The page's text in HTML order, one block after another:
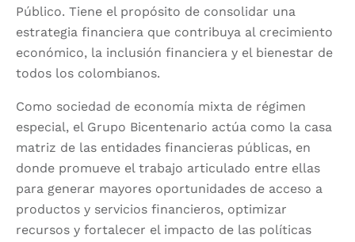
Público. Tiene el propósito de consolidar una
estrategia financiera que contribuya al crecimiento
económico, la inclusión financiera y el bienestar de
todos los colombianos.
Como sociedad de economía mixta de régimen
especial, el Grupo Bicentenario actúa como la casa
matriz de las entidades financieras públicas, en
donde promueve el trabajo articulado entre ellas
para generar mayores oportunidades de acceso a
productos y servicios financieros, optimizar
recursos y fortalecer el impacto de las políticas